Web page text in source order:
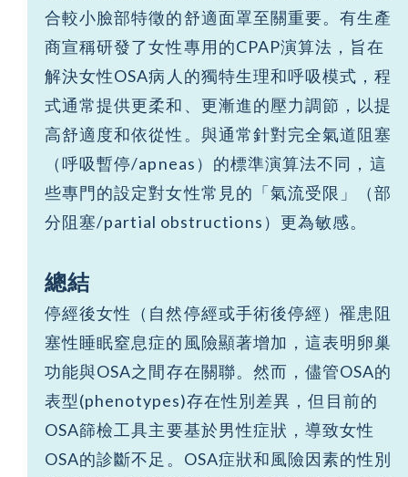
合較小臉部特徵的舒適面罩至關重要。有生產
商宣稱研發了女性專用的CPAP演算法，旨在
解決女性OSA病人的獨特生理和呼吸模式，程
式通常提供更柔和、更漸進的壓力調節，以提
高舒適度和依從性。與通常針對完全氣道阻塞
（呼吸暫停/apneas）的標準演算法不同，這
些專門的設定對女性常見的「氣流受限」（部
分阻塞/partial obstructions）更為敏感。
總結
停經後女性（自然停經或手術後停經）罹患阻
塞性睡眠窒息症的風險顯著增加，這表明卵巢
功能與OSA之間存在關聯。然而，儘管OSA的
表型(phenotypes)存在性別差異，但目前的
OSA篩檢工具主要基於男性症狀，導致女性
OSA的診斷不足。OSA症狀和風險因素的性別